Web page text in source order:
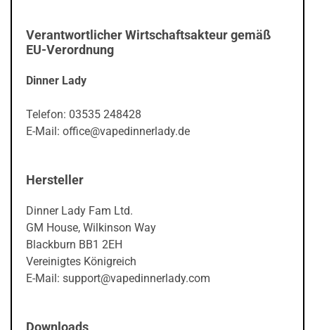
Verantwortlicher Wirtschaftsakteur gemäß
EU-Verordnung
Dinner Lady
Telefon: 03535 248428
E-Mail: office@vapedinnerlady.de
Hersteller
Dinner Lady Fam Ltd.
GM House, Wilkinson Way
Blackburn BB1 2EH
Vereinigtes Königreich
E-Mail: support@vapedinnerlady.com
Downloads